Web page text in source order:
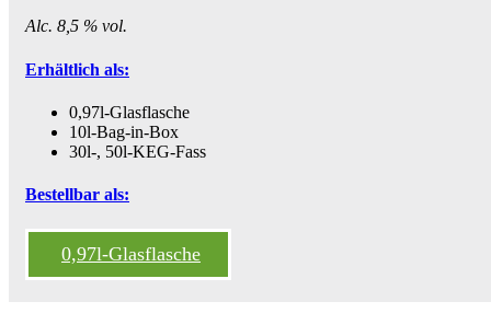
Alc. 8,5 % vol.
Erhältlich als:
0,97l-Glasflasche
10l-Bag-in-Box
30l-, 50l-KEG-Fass
Bestellbar als:
0,97l-Glasflasche